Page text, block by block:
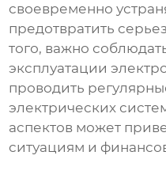
своевременно
предотвратить
того, важно
эксплуатации
проводить
электрических
аспектов может
ситуациям и